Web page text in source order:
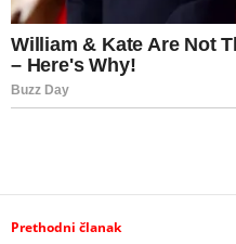
Prethodni članak